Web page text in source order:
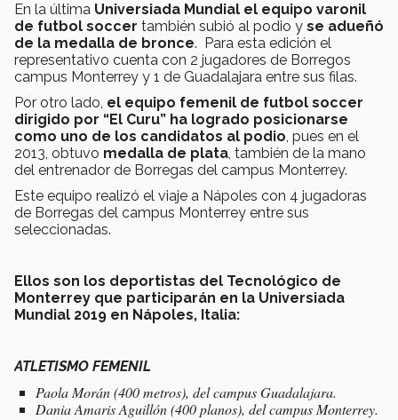
En la última Universiada Mundial el equipo varonil
de futbol soccer también subió al podio y se adueñó
de la medalla de bronce. Para esta edición el
representativo cuenta con 2 jugadores de Borregos
campus Monterrey y 1 de Guadalajara entre sus filas.
Por otro lado, el equipo femenil de futbol soccer
dirigido por “El Curu” ha logrado posicionarse
como uno de los candidatos al podio, pues en el
2013, obtuvo medalla de plata, también de la mano
del entrenador de Borregas del campus Monterrey.
Este equipo realizó el viaje a Nápoles con 4 jugadoras
de Borregas del campus Monterrey entre sus
seleccionadas.
Ellos son los deportistas del Tecnológico de
Monterrey que participarán en la Universiada
Mundial 2019 en Nápoles, Italia:
ATLETISMO FEMENIL
Paola Morán (400 metros), del campus Guadalajara.
Dania Amaris Aguillón (400 planos), del campus Monterrey.